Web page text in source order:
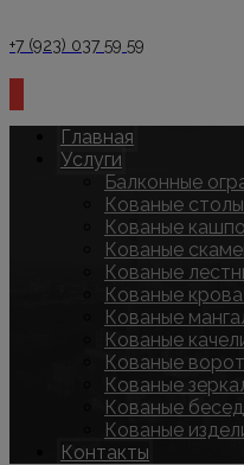
+7 (923) 037 59 59
Главная
Услуги
Балконные
Кованые
Кованые кашпо
Кованые
Кованые
Кованые
Кованые
Кованые
Кованые
Кованые
Кованые
Кованые
Контакты